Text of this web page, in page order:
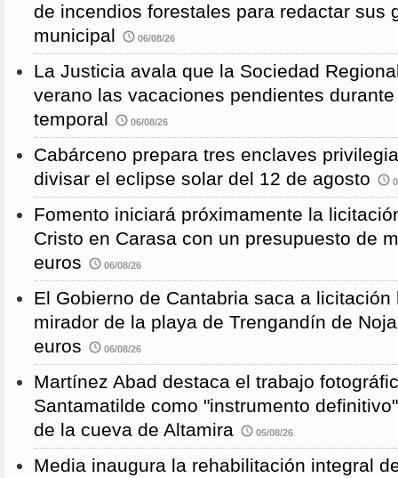
de incendios forestales para redactar sus
municipal
06/08/26
La Justicia avala que la Sociedad
verano las vacaciones pendientes
temporal
06/08/26
Cabárceno prepara tres enclaves
divisar el eclipse solar del 12 de agosto
Fomento iniciará próximamente la
Cristo en Carasa con un presupuesto de
euros
06/08/26
El Gobierno de Cantabria saca a
mirador de la playa de Trengandín de
euros
06/08/26
Martínez Abad destaca el trabajo
Santamatilde como "instrumento
de la cueva de Altamira
05/08/26
Media inaugura la rehabilitación integral